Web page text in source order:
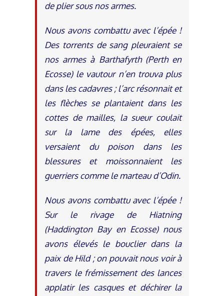
de plier sous nos armes.
Nous avons combattu avec l’épée !
Des torrents de sang pleuraient se
nos armes à Barthafyrth (Perth en
Ecosse) le vautour n’en trouva plus
dans les cadavres ; l’arc résonnait et
les flèches se plantaient dans les
cottes de mailles, la sueur coulait
sur la lame des épées, elles
versaient du poison dans les
blessures et moissonnaient les
guerriers comme le marteau d’Odin.
Nous avons combattu avec l’épée !
Sur le rivage de Hiatning
(Haddington Bay en Ecosse) nous
avons élevés le bouclier dans la
paix de Hild ; on pouvait nous voir à
travers le frémissement des lances
applatir les casques et déchirer la